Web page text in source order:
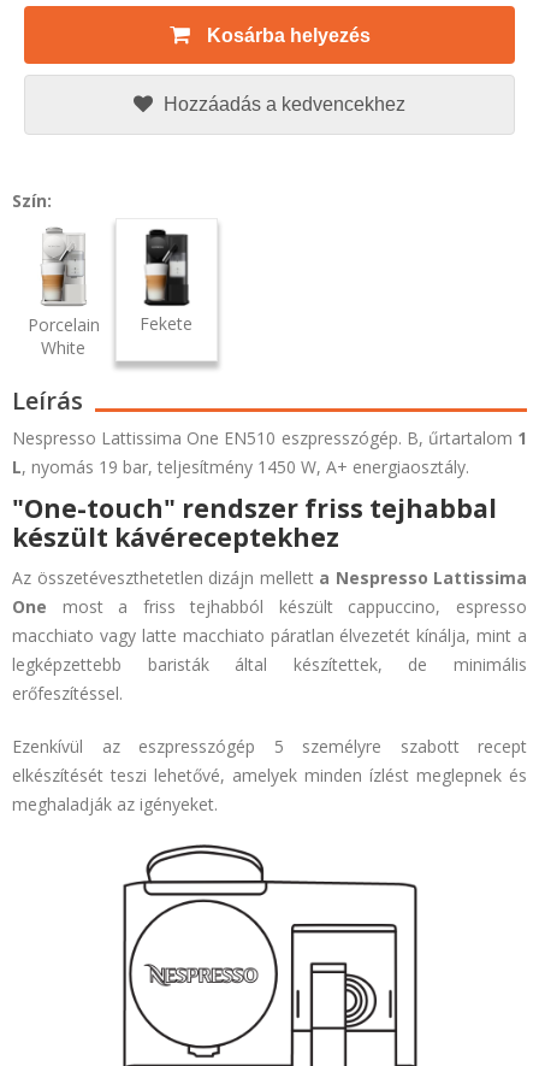
Kosárba helyezés
Hozzáadás a kedvencekhez
Szín:
Porcelain
White
Fekete
Leírás
Nespresso Lattissima One EN510 eszpresszógép. B, űrtartalom 1
L, nyomás 19 bar, teljesítmény 1450 W, A+ energiaosztály.
"One-touch" rendszer friss tejhabbal
készült kávéreceptekhez
Az összetéveszthetetlen dizájn mellett a Nespresso Lattissima
One most a friss tejhabból készült cappuccino, espresso
macchiato vagy latte macchiato páratlan élvezetét kínálja, mint a
legképzettebb baristák által készítettek, de minimális
erőfeszítéssel.
Ezenkívül az eszpresszógép 5 személyre szabott recept
elkészítését teszi lehetővé, amelyek minden ízlést meglepnek és
meghaladják az igényeket.